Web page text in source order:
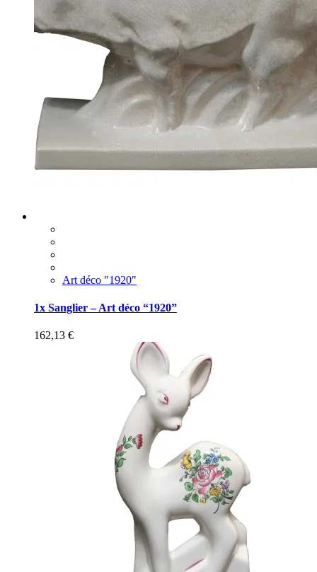
Art déco "1920"
1x Sanglier – Art déco “1920”
162,13 €